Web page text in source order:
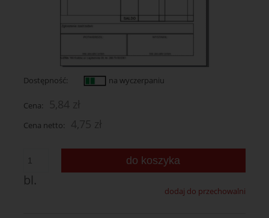
Dostępność: na wyczerpaniu
Cena:
Cena netto:
bl.
do koszyka
dodaj do przechowalni